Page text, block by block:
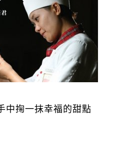
中掬一抹幸福的甜點